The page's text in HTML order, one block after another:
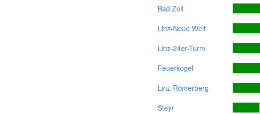
Bad Zell
Linz-Neue Welt
Linz-24er-Turm
Feuerkogel
Linz-Römerberg
Steyr